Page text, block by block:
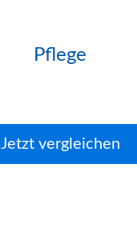
Pflege
Jetzt ver­gleichen